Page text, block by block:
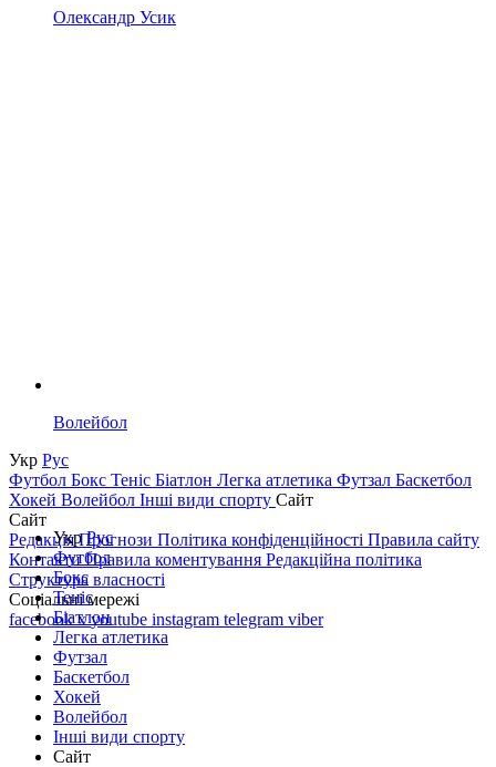
Олександр Усик
Волейбол
Укр Рус
Футбол Бокс Теніс Біатлон Легка атлетика Футзал Баскетбол
Хокей Волейбол Інші види спорту Сайт
Сайт
РедакціяПрогнози Політика конфіденційності Правила сайту
КонтактиПравила коментування Редакційна політика
Структура власності
Соціальні мережі
facebookxyoutube instagram telegram viber
УкрРус
Футбол
Бокс
Теніс
Біатлон
Легка атлетика
Футзал
Баскетбол
Хокей
Волейбол
Інші види спорту
Сайт